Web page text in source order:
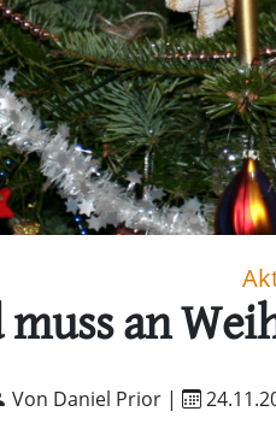
an
Von Daniel Prior |